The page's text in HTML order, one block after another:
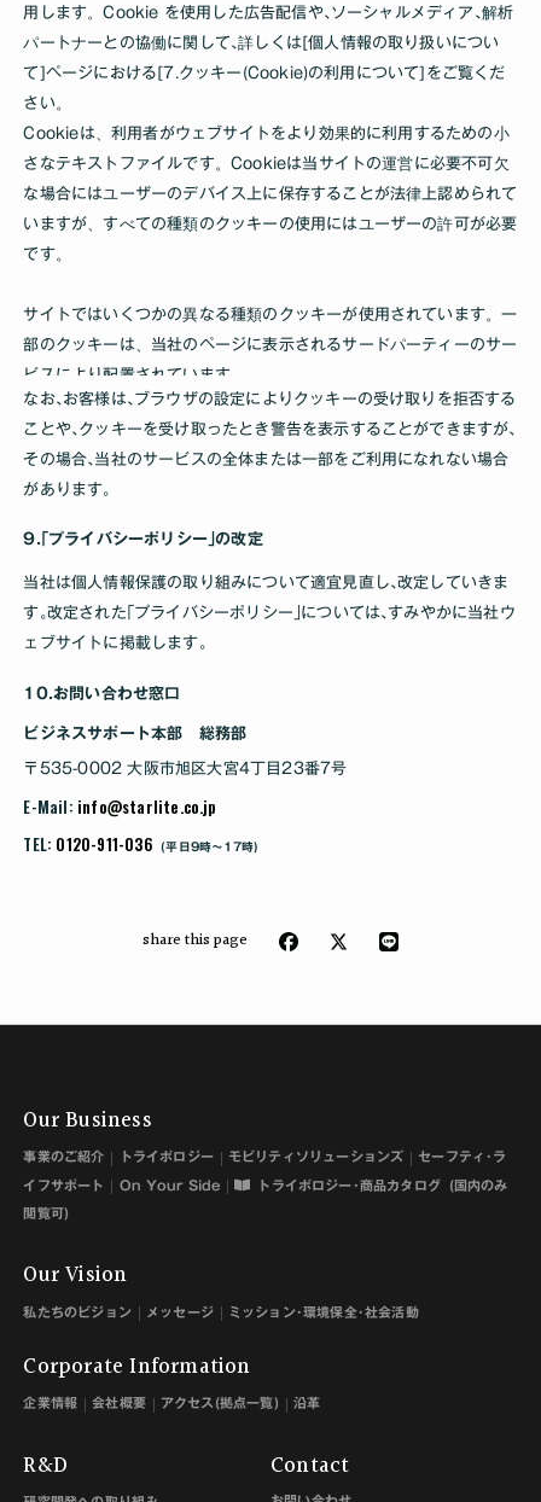
用します。Cookie を使用した広告配信や､ソーシャルメディア､解析
パートナーとの協働に関して､詳しくは[個人情報の取り扱いについ
て]ページにおける[7.クッキー(Cookie)の利用について]をご覧くだ
さい。
Cookieは、利用者がウェブサイトをより効果的に利用するための小
さなテキストファイルです。Cookieは当サイトの運営に必要不可欠
な場合にはユーザーのデバイス上に保存することが法律上認められて
いますが、すべての種類のクッキーの使用にはユーザーの許可が必要
です。
サイトではいくつかの異なる種類のクッキーが使用されています。一
部のクッキーは、当社のページに表示されるサードパーティーのサー
ビスにより配置されています。
当ウェブサイトでは一度行った[クッキー宣言からの同意]をいつでも
変更、撤回することが出来ます。
同意は次のドメインに適用されます： starlite.co.jp
同意状況:: 拒否.
した。:
リアへのアクセスのような基本的な機能を有効し、ウェブサイト
プロバイダ
to distinguish
on the use of their
website.
cf.turnstile.
Cookiebot
for the current
domain
統計 (9)
なお､お客様は､ブラウザの設定によりクッキーの受け取りを拒否する
ことや､クッキーを受け取ったとき警告を表示することができますが､
その場合､当社のサービスの全体または一部をご利用になれない場合
があります｡
9.｢プライバシーポリシー｣の改定
当社は個人情報保護の取り組みについて適宜見直し､改定していきま
す｡改定された｢プライバシーポリシー｣については､すみやかに当社ウ
ェブサイトに掲載します｡
10.お問い合わせ窓口
ビジネスサポート本部 総務部
〒535-0002 大阪市旭区大宮4丁目23番7号
E-Mail: info@starlite.co.jp
TEL: 0120-911-036 (平日9時〜17時)
share this page
Our Business
事業のご紹介 トライボロジー モビリティソリューションズ セーフティ･ラ
イフサポート On Your Side トライボロジー･商品カタログ (国内のみ
閲覧可)
Our Vision
私たちのビジョン メッセージ ミッション･環境保全･社会活動
Corporate Information
企業情報 会社概要 アクセス(拠点一覧) 沿革
R&D Contact